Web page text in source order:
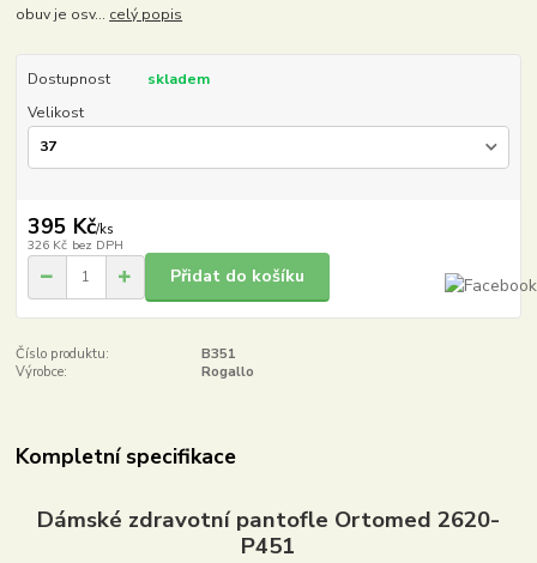
obuv je osv... celý popis
Dostupnost
skladem
Velikost
395 Kč/ks
326 Kč bez DPH
Přidat do košíku
Číslo produktu:
B351
Výrobce:
Rogallo
Kompletní specifikace
Dámské zdravotní pantofle Ortomed 2620-
P451